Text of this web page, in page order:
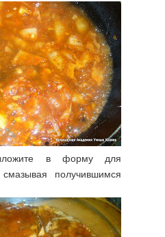
в форму для
получившимся